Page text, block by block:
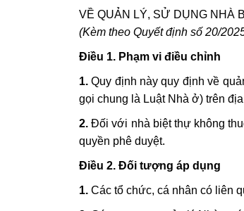
VỀ QUẢN LÝ, SỬ DỤNG NHÀ
(Kèm theo Quyết định số 20/
Điều 1. Phạm vi điều chỉnh
1. Quy định này quy định về
gọi chung là Luật Nhà ở) trên
2. Đối với nhà biệt thự không
quyền phê duyệt.
Điều 2. Đối tượng áp dụng
1. Các tổ chức, cá nhân có liên